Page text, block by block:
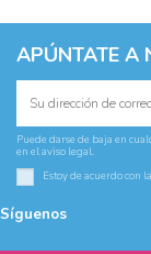
APÚNTATE A
Puede darse de baja en
en el aviso legal.
Estoy de acuerdo con la
Síguenos